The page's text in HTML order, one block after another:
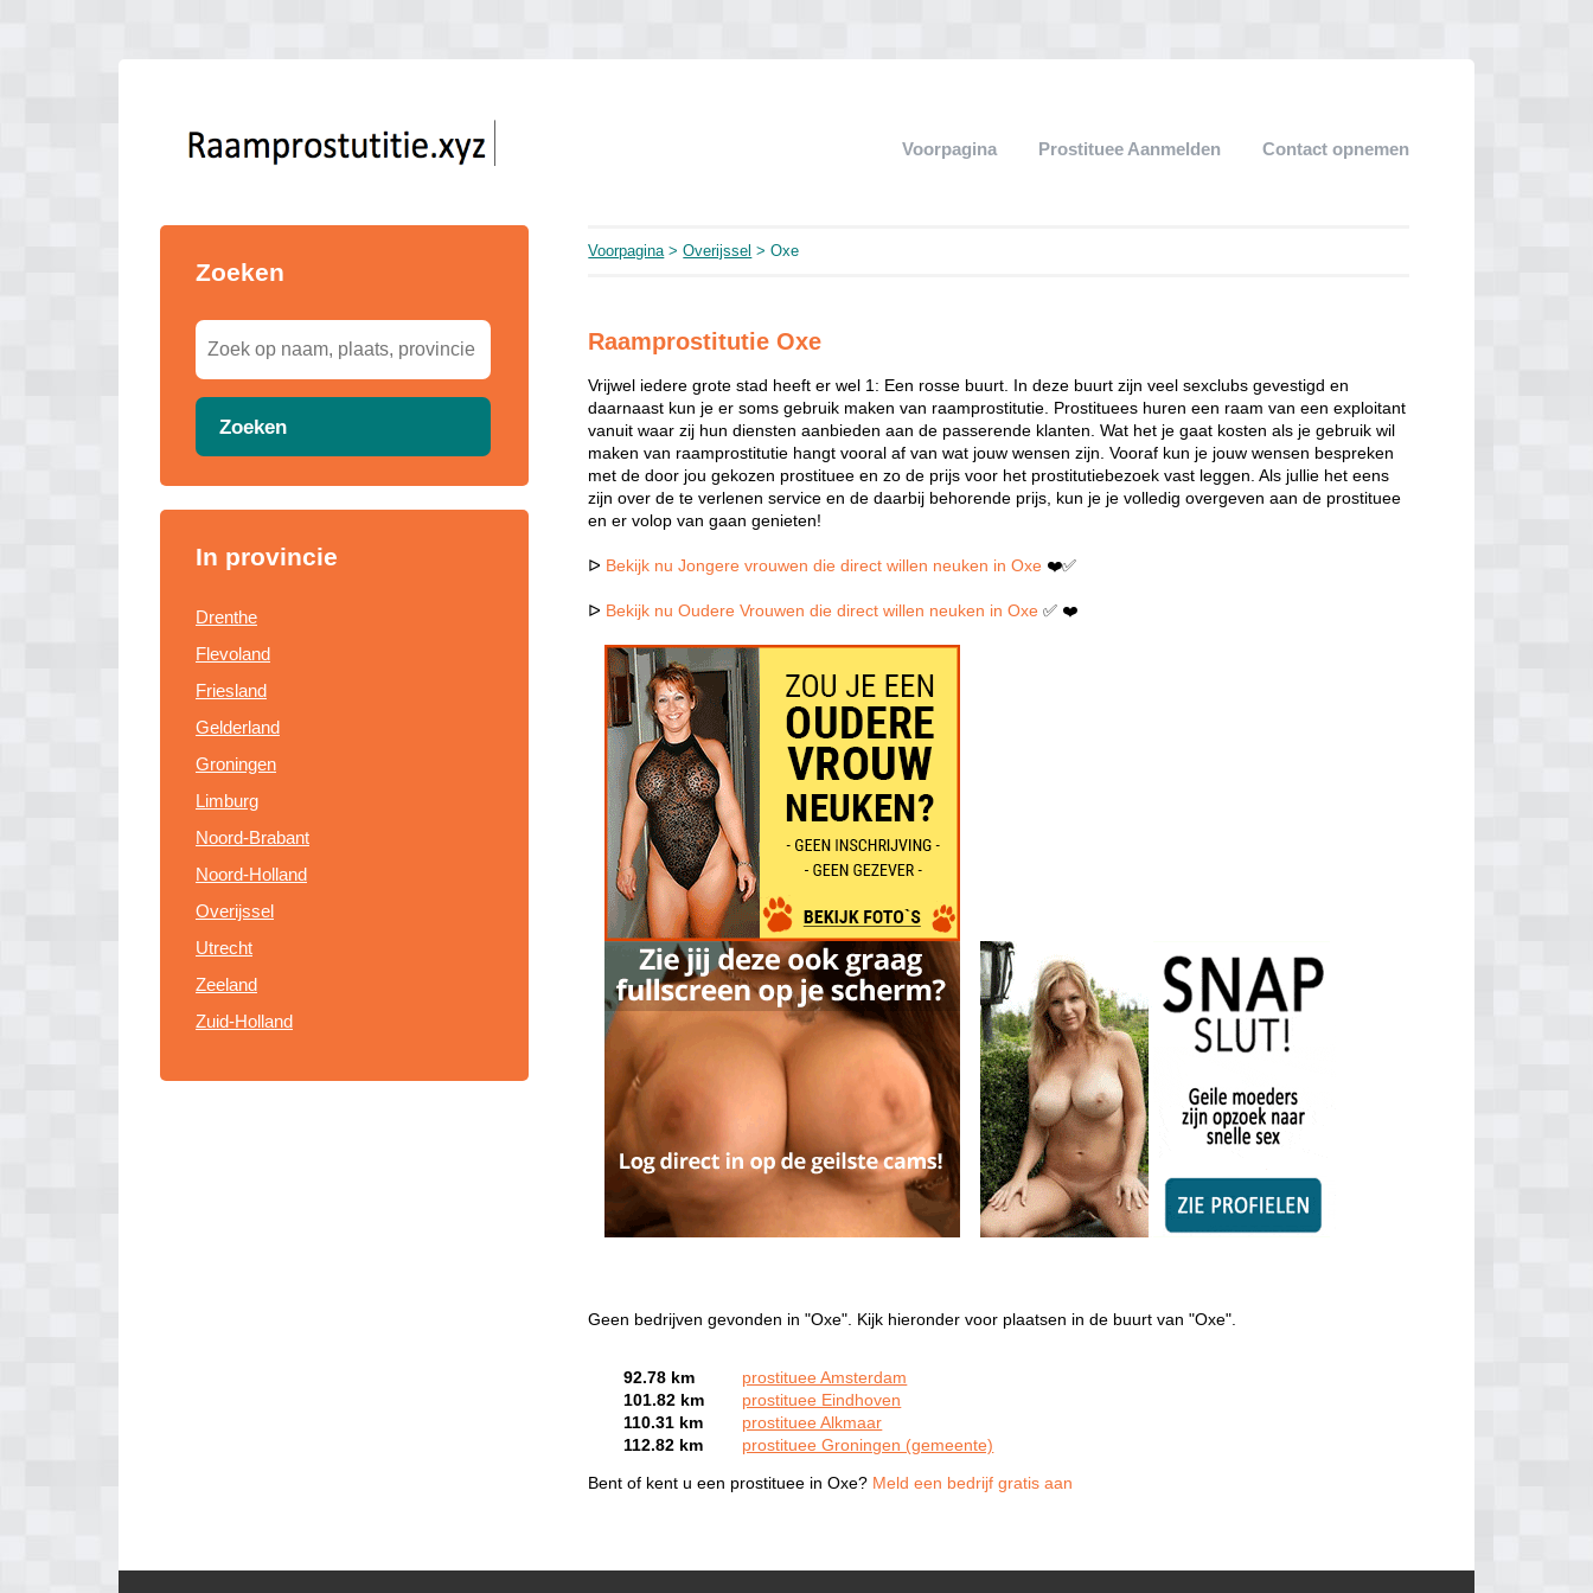
Voorpagina Prostituee Aanmelden Contact opnemen
Zoeken
Zoeken
In provincie
Drenthe
Flevoland
Friesland
Gelderland
Groningen
Limburg
Noord-Brabant
Noord-Holland
Overijssel
Utrecht
Zeeland
Zuid-Holland
Voorpagina>Overijssel > Oxe
Raamprostitutie Oxe
Vrijwel iedere grote stad heeft er wel 1: Een rosse buurt. In deze buurt zijn veel sexclubs gevestigd en
daarnaast kun je er soms gebruik maken van raamprostitutie. Prostituees huren een raam van een exploitant
vanuit waar zij hun diensten aanbieden aan de passerende klanten. Wat het je gaat kosten als je gebruik wil
maken van raamprostitutie hangt vooral af van wat jouw wensen zijn. Vooraf kun je jouw wensen bespreken
met de door jou gekozen prostituee en zo de prijs voor het prostitutiebezoek vast leggen. Als jullie het eens
zijn over de te verlenen service en de daarbij behorende prijs, kun je je volledig overgeven aan de prostituee
en er volop van gaan genieten!
ᐅ Bekijk nu Jongere vrouwen die direct willen neuken in Oxe ❤️✅
ᐅ Bekijk nu Oudere Vrouwen die direct willen neuken in Oxe ✅ ❤️
Geen bedrijven gevonden in "Oxe". Kijk hieronder voor plaatsen in de buurt van "Oxe".
92.78 km
prostituee Amsterdam
101.82 km
prostituee Eindhoven
110.31 km
prostituee Alkmaar
112.82 km
prostituee Groningen (gemeente)
Bent of kent u een prostituee in Oxe? Meld een bedrijf gratis aan